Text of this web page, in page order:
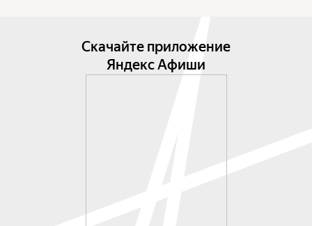
Скачайте приложение
Яндекс Афиши